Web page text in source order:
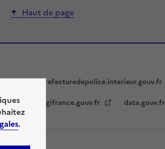
Haut de page
prefecturedepolice.interieur.gouv.fr
legifrance.gouv.fr
data.gouv.fr
.